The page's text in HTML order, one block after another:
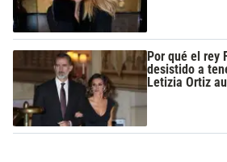
Por qué el rey
desistido a
Letizia Ortiz